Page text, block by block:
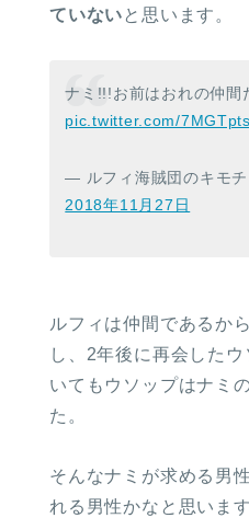
ていない と思います。
ナミ!!!お前はおれの仲間
pic.twitter.com/
— ルフィ海賊団のキモ
2018年11月27日
ルフィは仲間であるか
し、2年後に再会した
いてもウソップはナミ
た。
そんなナミが求める男
れる男性かなと思います